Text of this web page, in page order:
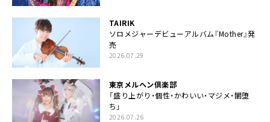
TAIRIK
ソロメジャーデビューアルバム『Mother』発
売
2026.07.29
東京メルヘン倶楽部
「盛り上がり・個性・かわいい・マジメ・闇堕
ち」
2026.07.26